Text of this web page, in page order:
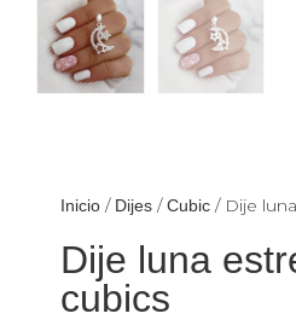
Inicio / Dijes /Cubic / Dije
Dije luna
cubics